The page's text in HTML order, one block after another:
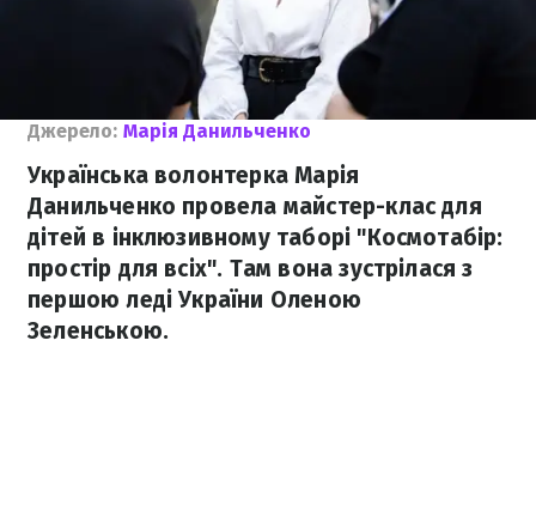
Джерело: Марія Данильченко
Українська волонтерка Марія
Данильченко провела майстер-клас для
дітей в інклюзивному таборі "Космотабір:
простір для всіх". Там вона зустрілася з
першою леді України Оленою
Зеленською.